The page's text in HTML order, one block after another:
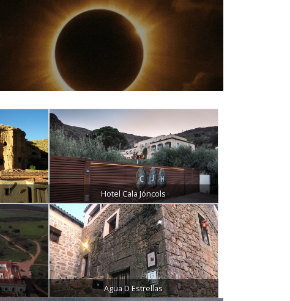
Hotel Cala Jóncols
Agua D Estrellas